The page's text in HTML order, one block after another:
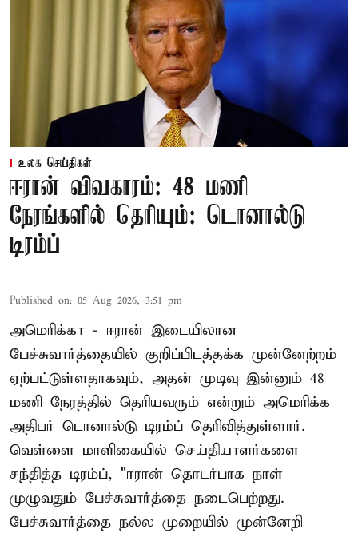
உலக செய்திகள்
ஈரான் விவகாரம்: 48 மணி
நேரங்களில் தெரியும்: டொனால்டு
டிரம்ப்
Published on: 05 Aug 2026, 3:51 pm
அமெரிக்கா - ஈரான் இடையிலான
பேச்சுவார்த்தையில் குறிப்பிடத்தக்க முன்னேற்றம்
ஏற்பட்டுள்ளதாகவும், அதன் முடிவு இன்னும் 48
மணி நேரத்தில் தெரியவரும் என்றும் அமெரிக்க
அதிபர் டொனால்டு டிரம்ப் தெரிவித்துள்ளார்.
வெள்ளை மாளிகையில் செய்தியாளர்களை
சந்தித்த டிரம்ப், "ஈரான் தொடர்பாக நாள்
முழுவதும் பேச்சுவார்த்தை நடைபெற்றது.
பேச்சுவார்த்தை நல்ல முறையில் முன்னேறி